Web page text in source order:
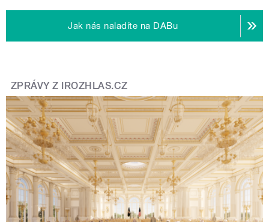
Jak nás naladíte na DABu
ZPRÁVY Z IROZHLAS.CZ